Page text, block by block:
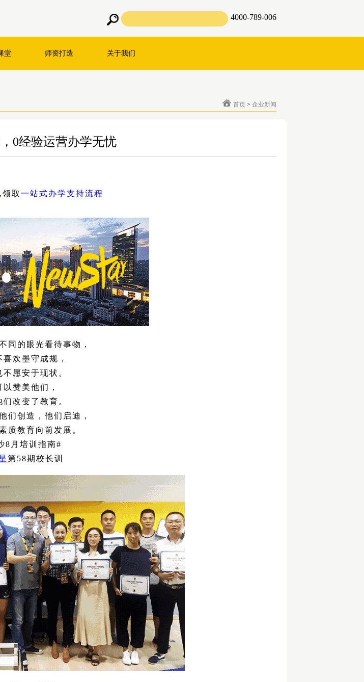
4000-789-006
堂 师资打造 关于我们
首页 > 企业新闻
0经验运营办学无忧
,领取 一站式办学支持流程
同的眼光看待事物，
喜欢墨守成规，
不愿安于现状。
以赞美他们，
们改变了教育。
们创造，他们启迪，
质教育向前发展。
8月培训指南#
第58期校长训